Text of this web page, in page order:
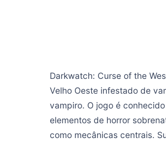
Darkwatch: Curse of the
Velho Oeste infestado de
vampiro. O jogo é
elementos de horror
como mecânicas centrais.